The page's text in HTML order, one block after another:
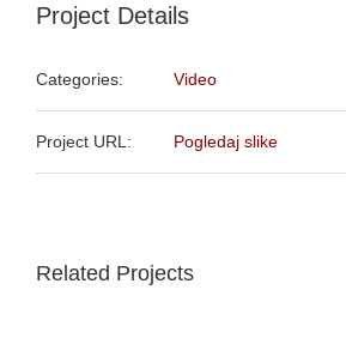
Project Details
Categories: Video
Project URL: Pogledaj slike
Related Projects